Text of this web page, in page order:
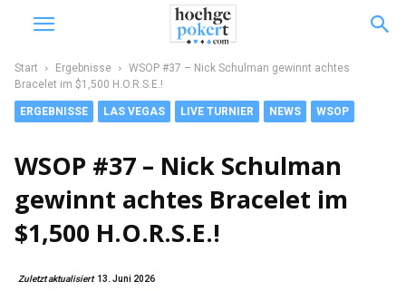
Start Ergebnisse
WSOP #37 – Nick Schulman gewinnt achtes
Bracelet im $1,500 H.O.R.S.E.!
ERGEBNISSE LAS VEGAS LIVE TURNIER NEWS WSOP
WSOP #37 – Nick Schulman
gewinnt achtes Bracelet im
$1,500 H.O.R.S.E.!
Zuletzt aktualisiert 13. Juni 2026